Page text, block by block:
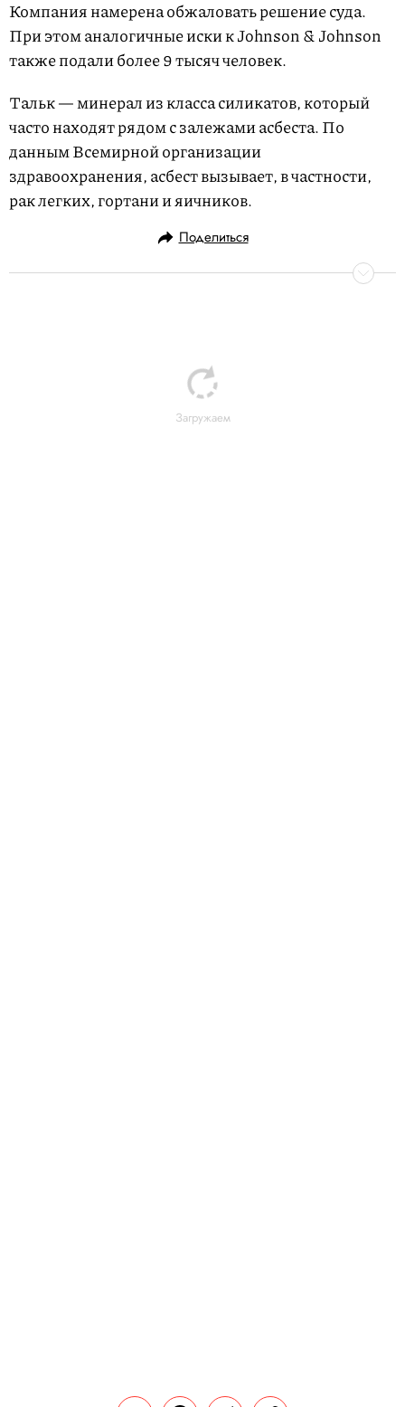
Компания намерена обжаловать решение суда.
При этом аналогичные иски к Johnson & Johnson
также подали более 9 тысяч человек.
Тальк — минерал из класса силикатов, который
часто находят рядом с залежами асбеста. По
данным Всемирной организации
здравоохранения, асбест вызывает, в частности,
рак легких, гортани и яичников.
Поделиться
Загружаем